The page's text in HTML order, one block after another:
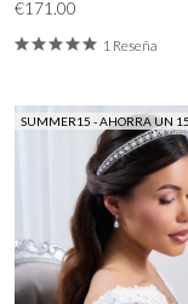
€171.00
1 Reseña
SUMMER15 - AHORRA UN